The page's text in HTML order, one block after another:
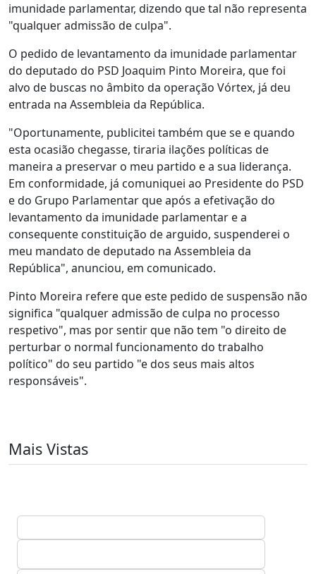
imunidade parlamentar, dizendo que tal não representa
"qualquer admissão de culpa".
O pedido de levantamento da imunidade parlamentar
do deputado do PSD Joaquim Pinto Moreira, que foi
alvo de buscas no âmbito da operação Vórtex, já deu
entrada na Assembleia da República.
"Oportunamente, publicitei também que se e quando
esta ocasião chegasse, tiraria ilações políticas de
maneira a preservar o meu partido e a sua liderança.
Em conformidade, já comuniquei ao Presidente do PSD
e do Grupo Parlamentar que após a efetivação do
levantamento da imunidade parlamentar e a
consequente constituição de arguido, suspenderei o
meu mandato de deputado na Assembleia da
República", anunciou, em comunicado.
Pinto Moreira refere que este pedido de suspensão não
significa "qualquer admissão de culpa no processo
respetivo", mas por sentir que não tem "o direito de
perturbar o normal funcionamento do trabalho
político" do seu partido "e dos seus mais altos
responsáveis".
Mais Vistas